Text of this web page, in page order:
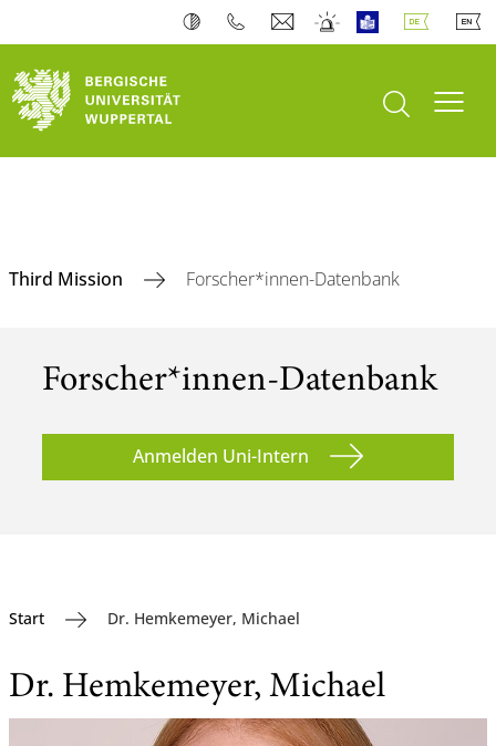
Suche öffnen
Third Mission Forscher*innen-Datenbank
Forscher*innen-Datenbank
Anmelden Uni-Intern
Start Dr. Hemkemeyer, Michael
Dr. Hemkemeyer, Michael